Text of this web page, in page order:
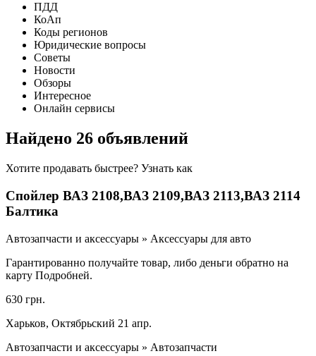
ПДД
КоАп
Коды регионов
Юридические вопросы
Советы
Новости
Обзоры
Интересное
Онлайн сервисы
Найдено 26 объявлений
Хотите продавать быстрее? Узнать как
Спойлер ВАЗ 2108,ВАЗ 2109,ВАЗ 2113,ВАЗ 2114
Балтика
Автозапчасти и аксессуары » Аксессуары для авто
Гарантированно получайте товар, либо деньги обратно на
карту Подробней.
630 грн.
Харьков, Октябрьский 21 апр.
Автозапчасти и аксессуары » Автозапчасти